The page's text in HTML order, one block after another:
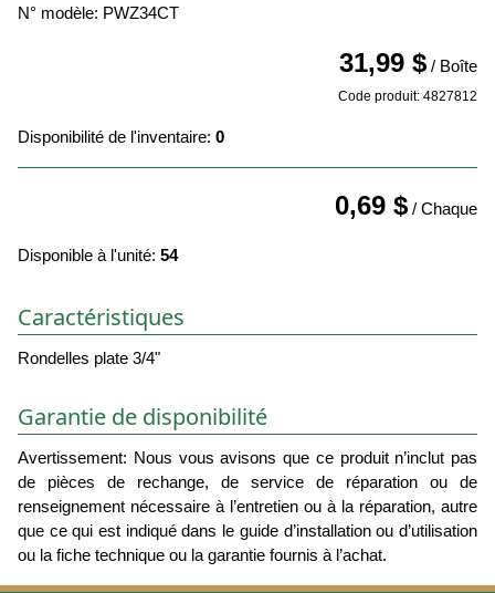
N° modèle: PWZ34CT
31,99 $ / Boîte
Code produit: 4827812
Disponibilité de l'inventaire: 0
0,69 $ / Chaque
Disponible à l'unité: 54
Caractéristiques
Rondelles plate 3/4"
Garantie de disponibilité
Avertissement: Nous vous avisons que ce produit n’inclut pas
de pièces de rechange, de service de réparation ou de
renseignement nécessaire à l’entretien ou à la réparation, autre
que ce qui est indiqué dans le guide d’installation ou d’utilisation
ou la fiche technique ou la garantie fournis à l’achat.